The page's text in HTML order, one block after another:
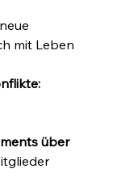
mit Leben
über